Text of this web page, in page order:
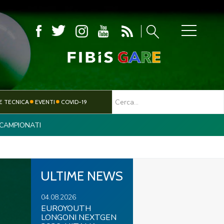
TESSERAMENTO
TECNICA EVENTI COVID-19
ULTIME NEWS
04.08.2026
EUROYOUTH
LONGONI NEXTGEN